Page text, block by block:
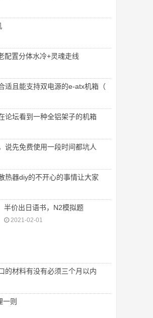
配置分体水冷+灵魂走线
适且能支持双电源的e-atx机箱（
论坛看到一种全铝架子的机箱
说先免费使用一段时间都坑人
热器diy的不开心的事情让大家
半价出日语书，N2模拟题
2021-02-01
的材料有没有必须三个月以内
一则